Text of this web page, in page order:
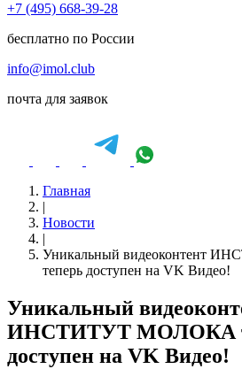
+7 (495) 668-39-28
бесплатно по России
info@imol.club
почта для заявок
Главная
|
Новости
|
Уникальный видеоконтент
теперь доступен на VK Видео!
Уникальный
ИНСТИТУТ МОЛОКА
доступен на VK Видео!